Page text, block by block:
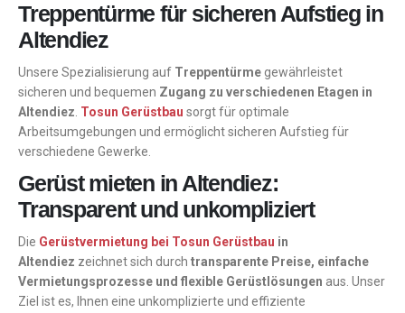
Treppentürme für sicheren Aufstieg in
Altendiez
Unsere Spezialisierung auf Treppentürme gewährleistet
sicheren und bequemen Zugang zu verschiedenen Etagen in
Altendiez Tosun Gerüstbau sorgt für optimale
Arbeitsumgebungen und ermöglicht sicheren Aufstieg für
verschiedene Gewerke.
Gerüst mieten in Altendiez:
Transparent und unkompliziert
Die Gerüstvermietung bei Tosun Gerüstbau in
Altendiez zeichnet sich durch transparente Preise, einfache
Vermietungsprozesse und flexible Gerüstlösungen aus. Unser
Ziel ist es, Ihnen eine unkomplizierte und effiziente